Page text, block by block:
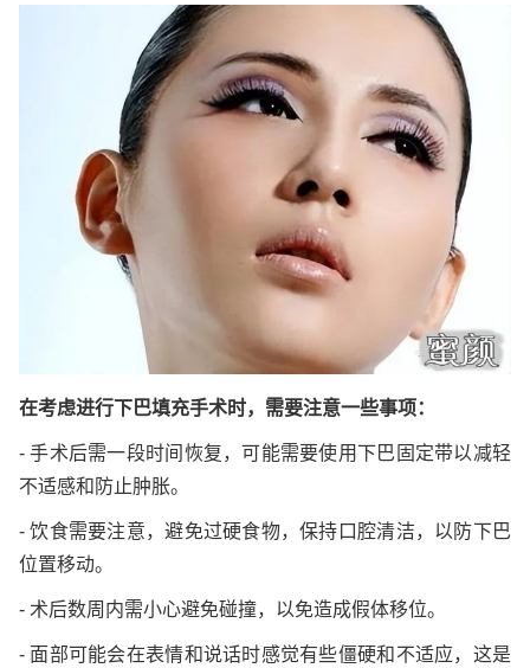
在考虑进行下巴填充手术时，需要注意一些事项：
- 手术后需一段时间恢复，可能需要使用下巴固定带以减轻
不适感和防止肿胀。
- 饮食需要注意，避免过硬食物，保持口腔清洁，以防下巴
位置移动。
- 术后数周内需小心避免碰撞，以免造成假体移位。
- 面部可能会在表情和说话时感觉有些僵硬和不适应，这是